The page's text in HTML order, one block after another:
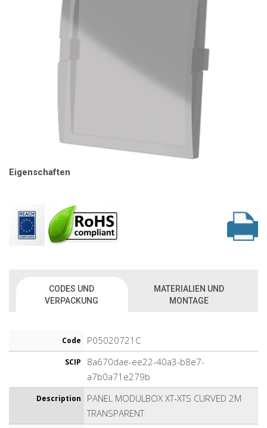
Eigenschaften
CODES UND
VERPACKUNG
MATERIALIEN UND
MONTAGE
Code P05020721C
SCIP
8a670dae-ee22-40a3-b8e7-
a7b0a71e279b
Description
PANEL MODULBOX XT-XTS CURVED 2M
TRANSPARENT